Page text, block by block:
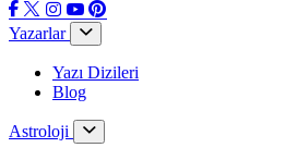
Yazarlar
Yazı Dizileri
Blog
Astroloji